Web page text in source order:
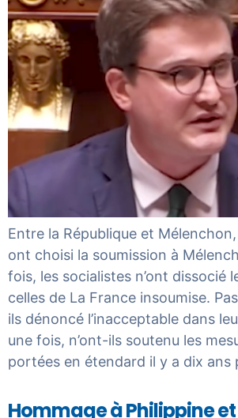
Entre la République et
ont choisi la soumission à
fois, les socialistes n’ont dissocié
celles de La France insoumise.
ils dénoncé l’inacceptable dans
une fois, n’ont-ils soutenu les
portées en étendard il y a dix ans
Hommage à Philippine